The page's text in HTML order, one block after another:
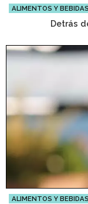
ALIMENTOS Y BEBIDAS
Detrás
ALIMENTOS Y BEBIDAS